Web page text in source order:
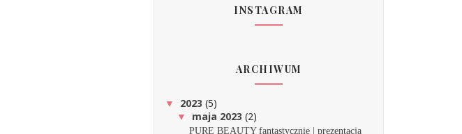
INSTAGRAM
ARCHIWUM
▼ 2023 (5)
▼ maja 2023 (2)
PURE BEAUTY fantastycznie | prezentacja